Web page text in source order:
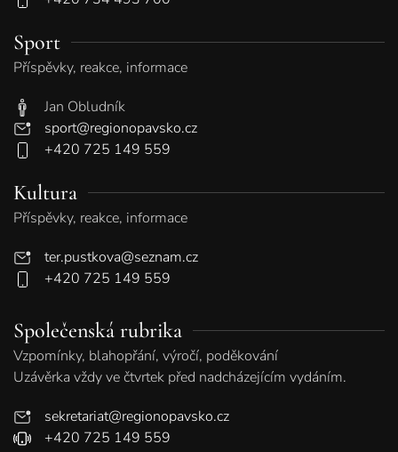
Sport
Příspěvky, reakce, informace
Jan Obludník
sport@regionopavsko.cz
+420 725 149 559
Kultura
Příspěvky, reakce, informace
ter.pustkova@seznam.cz
+420 725 149 559
Společenská rubrika
Vzpomínky, blahopřání, výročí, poděkování
Uzávěrka vždy ve čtvrtek před nadcházejícím vydáním.
sekretariat@regionopavsko.cz
+420 725 149 559